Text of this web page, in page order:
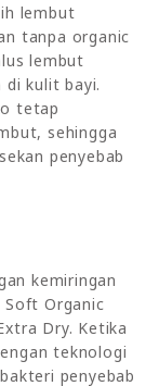
lembut
tanpa organic
lembut
di kulit bayi.
tetap
sehingga
penyebab
kemiringan
Organic
Dry. Ketika
teknologi
penyebab